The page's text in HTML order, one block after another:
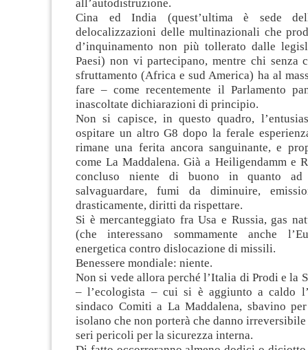
all’autodistruzione.
Cina ed India (quest’ultima è sede
delocalizzazioni delle multinazionali che
d’inquinamento non più tollerato dalle
Paesi) non vi partecipano, mentre chi senza
sfruttamento (Africa e sud America) ha al
fare – come recentemente il Parlamento
inascoltate dichiarazioni di principio.
Non si capisce, in questo quadro,
ospitare un altro G8 dopo la ferale
rimane una ferita ancora sanguinante, e
come La Maddalena. Già a Heiligendamm e
concluso niente di buono in quanto ad
salvaguardare, fumi da diminuire,
drasticamente, diritti da rispettare.
Si è mercanteggiato fra Usa e Russia, gas
(che interessano sommamente anche
energetica contro dislocazione di missili.
Benessere mondiale: niente.
Non si vede allora perché l’Italia di Prodi e la
– l’ecologista – cui si è aggiunto a caldo
sindaco Comiti a La Maddalena, sbavino
isolano che non porterà che danno
seri pericoli per la sicurezza interna.